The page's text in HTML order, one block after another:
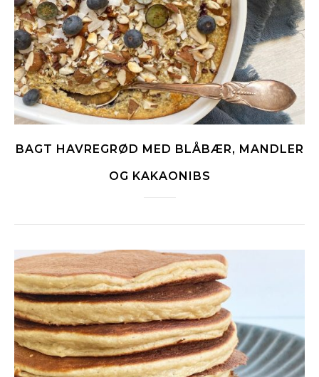
BAGT HAVREGRØD MED BLÅBÆR, MANDLER
OG KAKAONIBS